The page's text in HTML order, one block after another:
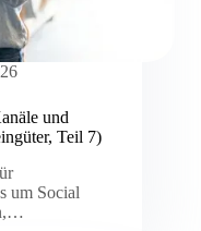
und
Teil 7)
um Social